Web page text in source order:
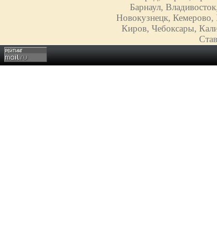
Барнаул,
Новокузнецк,
Киров, Чебоксары,